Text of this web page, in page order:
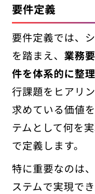
要件定義
要件定義では、
を踏まえ、 業務
件を体系的に整理
行課題をヒアリ
求めている価値
テムとして何を
で定義します。
特に重要なのは
ステムで実現で